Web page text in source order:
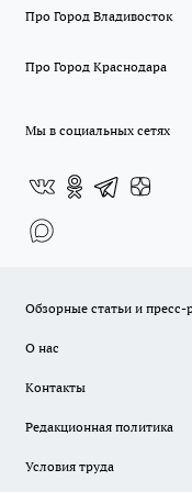
Про Город Владивосток
Про Город Краснодара
Мы в социальных сетях
Обзорные статьи и пресс-
О нас
Контакты
Редакционная политика
Условия труда